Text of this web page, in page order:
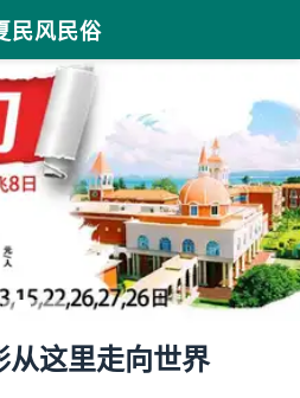
民风民俗
从这里走向世界